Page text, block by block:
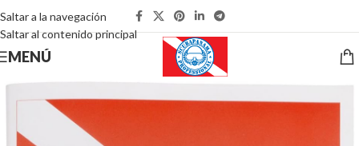
Saltar a la navegación
Saltar al contenido principal
MENÚ